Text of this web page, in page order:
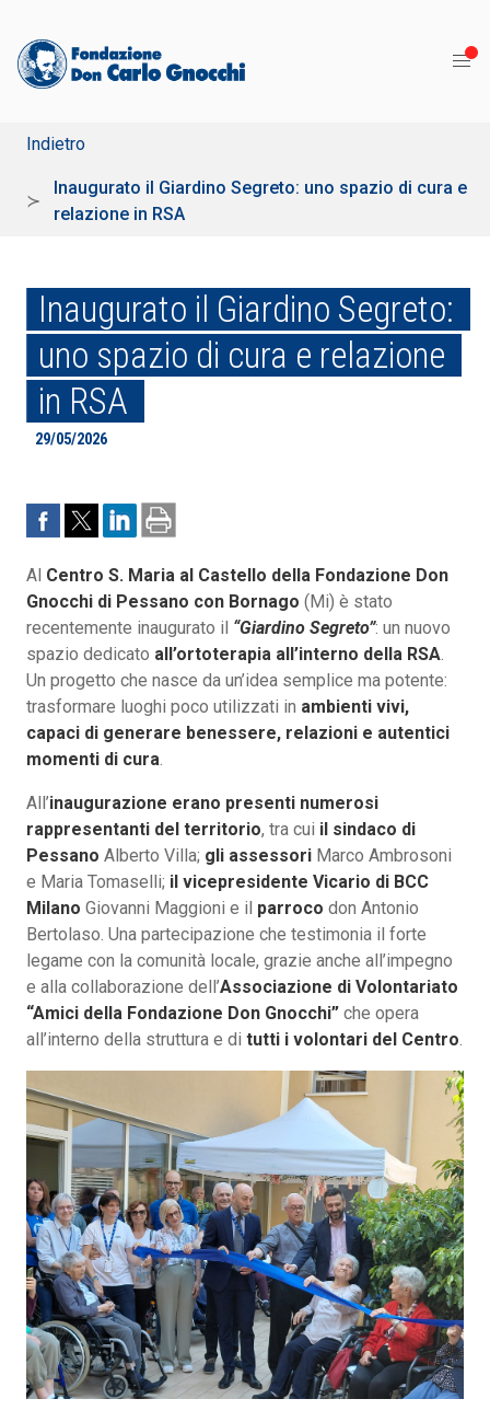
Indietro
Inaugurato il Giardino Segreto: uno spazio di cura e
relazione in RSA
Inaugurato il Giardino Segreto:
uno spazio di cura e relazione
in RSA
29/05/2026
Al Centro S. Maria al Castello della Fondazione Don
Gnocchi di Pessano con Bornago (Mi) è stato
recentemente inaugurato il “Giardino Segreto”: un nuovo
spazio dedicato all’ortoterapia all’interno della RSA.
Un progetto che nasce da un’idea semplice ma potente:
trasformare luoghi poco utilizzati in ambienti vivi,
capaci di generare benessere, relazioni e autentici
momenti di cura.
All’inaugurazione erano presenti numerosi
rappresentanti del territorio, tra cui il sindaco di
Pessano Alberto Villa; gli assessori Marco Ambrosoni
e Maria Tomaselli; il vicepresidente Vicario di BCC
Milano Giovanni Maggioni e il parroco don Antonio
Bertolaso. Una partecipazione che testimonia il forte
legame con la comunità locale, grazie anche all’impegno
e alla collaborazione dell’Associazione di Volontariato
“Amici della Fondazione Don Gnocchi” che opera
all’interno della struttura e di tutti i volontari del Centro.